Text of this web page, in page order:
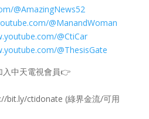
@AmazingNews52
@ManandWoman
@CtiCar
@ThesisGate
入中天電視會員👉
bit.ly/ctidonate (綠界金流/可用